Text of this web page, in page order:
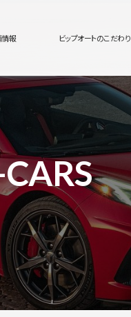
報 ビップオートのこだわり